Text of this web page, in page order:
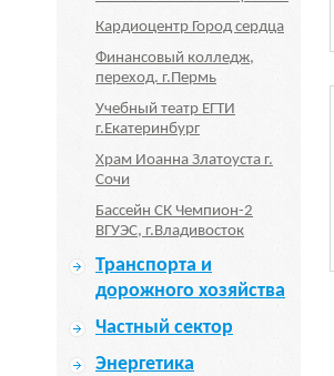
Кардиоцентр Город сердца
Финансовый колледж,
переход. г.Пермь
Учебный театр ЕГТИ
г.Екатеринбург
Храм Иоанна Златоуста г.
Сочи
Бассейн СК Чемпион-2
ВГУЭС, г.Владивосток
Транспорта и
дорожного хозяйства
Частный сектор
Энергетика